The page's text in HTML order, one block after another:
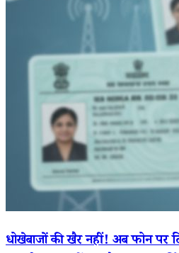
धोखेबाजों की खैर नहीं! अब फोन पर